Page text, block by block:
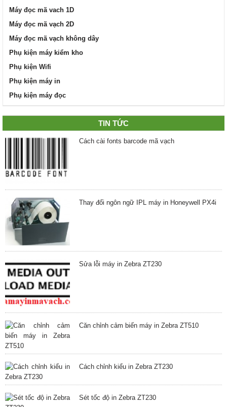
Máy đọc mã vach 1D
Máy đọc mã vạch 2D
Máy đọc mã vạch không dây
Phụ kiện máy kiểm kho
Phụ kiện Wifi
Phụ kiện máy in
Phụ kiện máy đọc
TIN TỨC
Cách cài fonts barcode mã vạch
Thay đổi ngôn ngữ IPL máy in Honeywell PX4i
Sửa lỗi máy in Zebra ZT230
Căn chỉnh cảm biến máy in Zebra ZT510
Cách chỉnh kiểu in Zebra ZT230
Sét tốc độ in Zebra ZT230